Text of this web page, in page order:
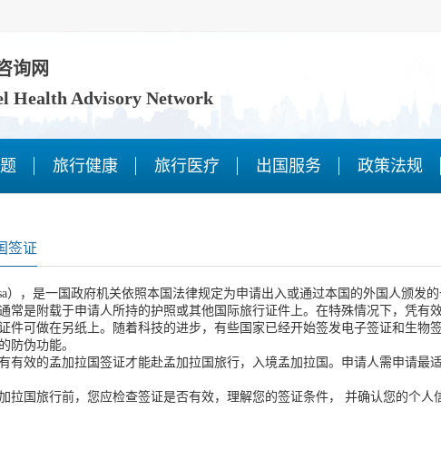
询网
Health Advisory Network
旅行健康 旅行医疗 出国服务 政策法规
签证
），是一国政府机关依照本国法律规定为申请出入或通过本国的外国人颁发
常是附载于申请人所持的护照或其他国际旅行证件上。在特殊情况下，凭有
件可做在另纸上。随着科技的进步，有些国家已经开始签发电子签证和生物
防伪功能。
有效的孟加拉国签证才能赴孟加拉国旅行，入境孟加拉国。申请人需申请最
拉国旅行前，您应检查签证是否有效，理解您的签证条件， 并确认您的个人